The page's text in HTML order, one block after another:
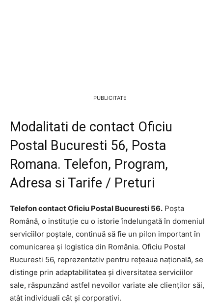
PUBLICITATE
Modalitati de contact Oficiu
Postal Bucuresti 56, Posta
Romana. Telefon, Program,
Adresa si Tarife / Preturi
Telefon contact Oficiu Postal Bucuresti 56. Poșta
Română, o instituție cu o istorie îndelungată în domeniul
serviciilor poștale, continuă să fie un pilon important în
comunicarea și logistica din România. Oficiu Postal
Bucuresti 56, reprezentativ pentru rețeaua națională, se
distinge prin adaptabilitatea și diversitatea serviciilor
sale, răspunzând astfel nevoilor variate ale clienților săi,
atât individuali cât și corporativi.